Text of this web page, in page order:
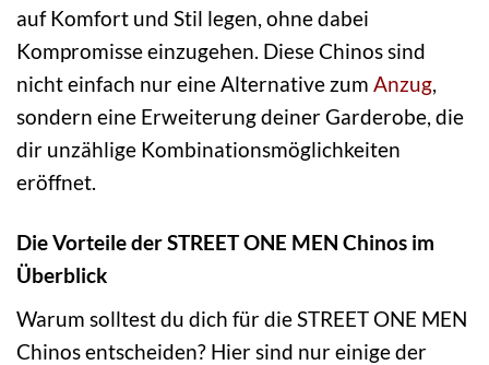
auf Komfort und Stil legen, ohne dabei
Kompromisse einzugehen. Diese Chinos sind
nicht einfach nur eine Alternative zum Anzug,
sondern eine Erweiterung deiner Garderobe, die
dir unzählige Kombinationsmöglichkeiten
eröffnet.
Die Vorteile der STREET ONE MEN Chinos im
Überblick
Warum solltest du dich für die STREET ONE MEN
Chinos entscheiden? Hier sind nur einige der